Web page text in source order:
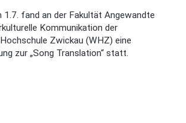
1.7. fand an der Fakultät Angewandte
Kommunikation der
Zwickau (WHZ) eine
zur „Song Translation“ statt.